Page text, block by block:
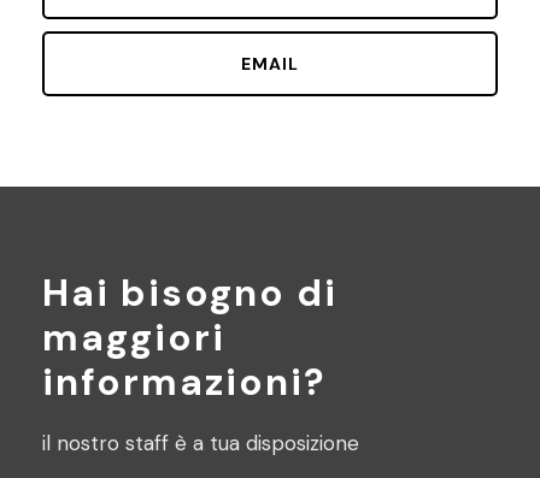
EMAIL
Hai bisogno di
maggiori
informazioni?
il nostro staff è a tua disposizione